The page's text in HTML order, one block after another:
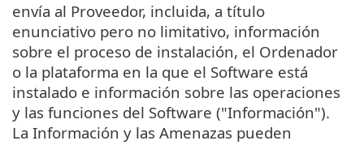
envía al Proveedor, incluida, a título
enunciativo pero no limitativo, información
sobre el proceso de instalación, el Ordenador
o la plataforma en la que el Software está
instalado e información sobre las operaciones
y las funciones del Software ("Información").
La Información y las Amenazas pueden